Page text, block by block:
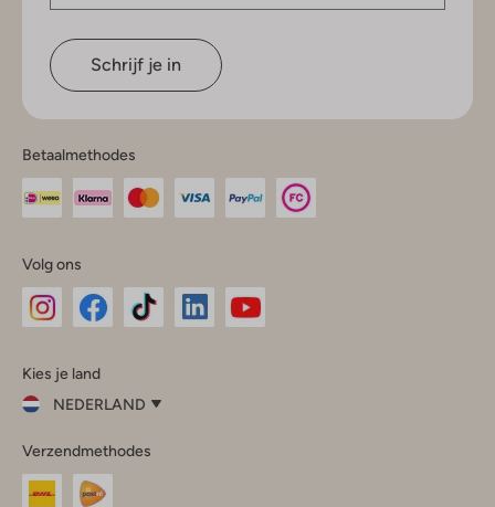
Schrijf je in
Betaalmethodes
Volg ons
InstagramFacebook
Kies je land
NEDERLAND
je
land
Verzendmethodes